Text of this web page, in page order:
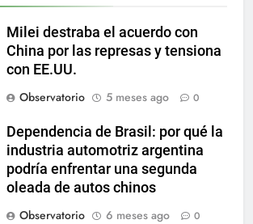
Milei destraba el acuerdo con
China por las represas y tensiona
con EE.UU.
Observatorio
5 meses ago 0
Dependencia de Brasil: por qué la
industria automotriz argentina
podría enfrentar una segunda
oleada de autos chinos
Observatorio
6 meses ago 0